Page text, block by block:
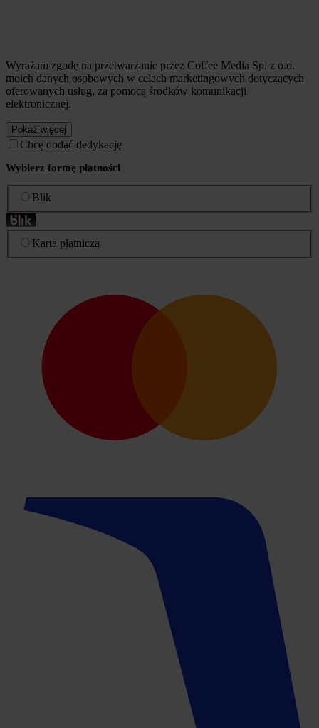
Wyrażam zgodę na przetwarzanie przez Coffee Media Sp. z o.o.
moich danych osobowych w celach marketingowych dotyczących
oferowanych usług, za pomocą środków komunikacji
elektronicznej.
Pokaż więcej
Chcę dodać dedykację
Wybierz formę płatności
Blik
Karta płatnicza